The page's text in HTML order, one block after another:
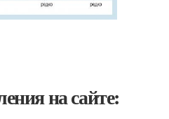
на сайте: